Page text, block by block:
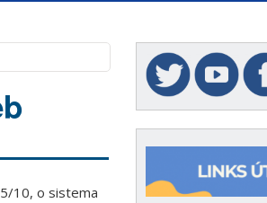
10, o sistema